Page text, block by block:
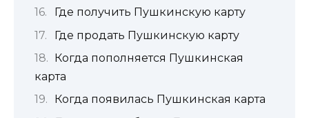
Где получить Пушкинскую карту
Где продать Пушкинскую карту
Когда пополняется Пушкинская
карта
Когда появилась Пушкинская карта